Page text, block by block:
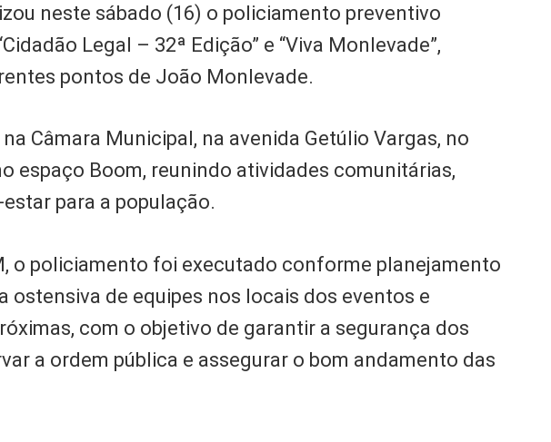
neste sábado (16) o policiamento preventivo
Legal – 32ª Edição” e “Viva Monlevade”,
pontos de João Monlevade.
Câmara Municipal, na avenida Getúlio Vargas, no
espaço Boom, reunindo atividades comunitárias,
para a população.
o policiamento foi executado conforme planejamento
ostensiva de equipes nos locais dos eventos e
com o objetivo de garantir a segurança dos
a ordem pública e assegurar o bom andamento das